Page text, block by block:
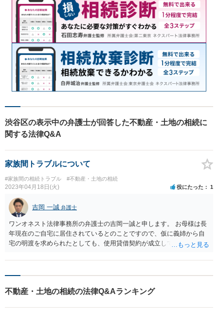
渋谷区の表示中の弁護士が回答した不動産・土地の相続に
関する法律Q&A
家族間トラブルについて
#家族間の相続トラブル #不動産・土地の相続
2023年04月18日(火) 役にたった 1
吉岡 一誠 弁護士
ワンオネスト法律事務所の弁護士の吉岡一誠と申します。 お母様は長
年現在のご自宅に居住されているとのことですので、仮に義姉から自
宅の明渡を求められたとしても、使用貸借契約が成立していることな
し、例えば義姉が自宅を出て行ってしまって、お母様の生活の補助を
しょうから、そのあたりを調停ないし審判の中で親族間で話し合うこ
不動産・土地の相続の法律Q&Aランキング